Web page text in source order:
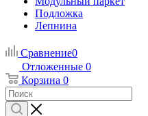
Подложка
Лепнина
Сравнение0
Отложенные 0
Корзина 0